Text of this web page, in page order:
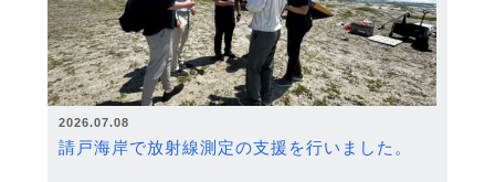
2026.07.08
請戸海岸で放射線測定の支援を行いました。